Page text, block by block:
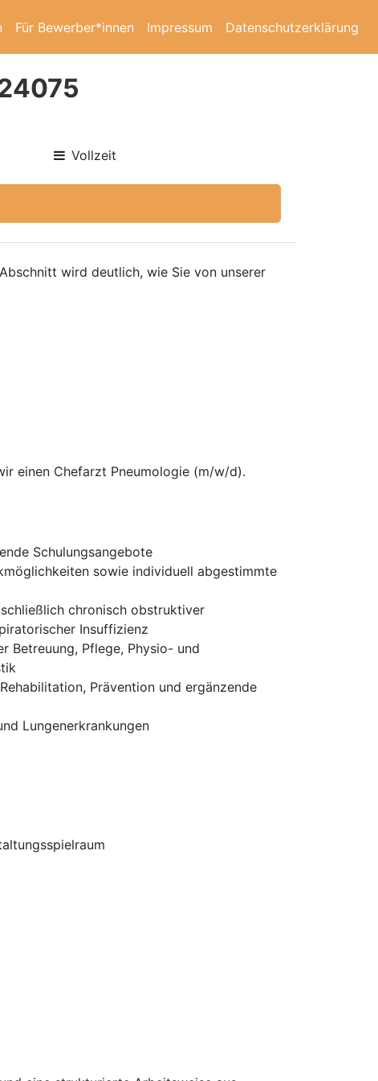
Für Bewerber*innen Impressum Datenschutzerklärung
Vollzeit
wird deutlich, wie Sie von unserer
einen Chefarzt Pneumologie (m/w/d).
Schulungsangebote
sowie individuell abgestimmte
chronisch obstruktiver
Insuffizienz
Betreuung, Pflege, Physio- und
Prävention und ergänzende
Lungenerkrankungen